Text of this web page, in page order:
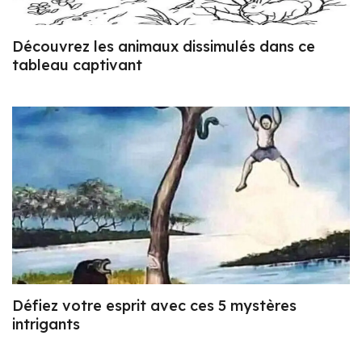
Découvrez les animaux dissimulés dans ce
tableau captivant
Défiez votre esprit avec ces 5 mystères
intrigants